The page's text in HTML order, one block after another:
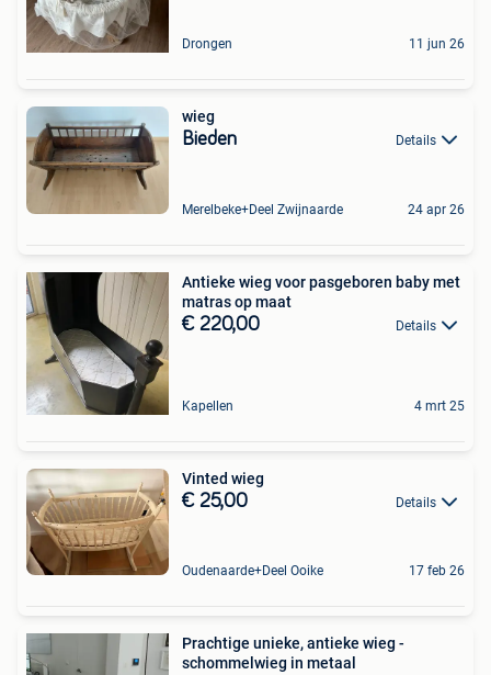
Drongen 11 jun 26
wieg
Bieden Details
Merelbeke+Deel Zwijnaarde 24 apr 26
Antieke wieg voor pasgeboren baby met
matras op maat
€ 220,00 Details
Kapellen 4 mrt 25
Vinted wieg
€ 25,00 Details
Oudenaarde+Deel Ooike 17 feb 26
Prachtige unieke, antieke wieg -
schommelwieg in metaal